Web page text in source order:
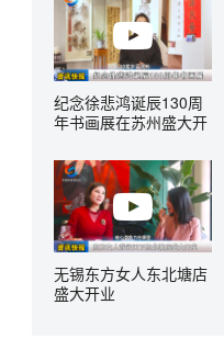
纪念徐悲鸿诞辰130周
年书画展在苏州盛大开
无锡东方女人东北塘店
盛大开业